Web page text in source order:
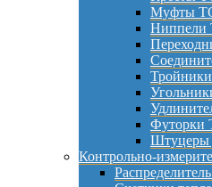
Муфты
Ниппели
Футорки
Штуцеры
Контрольно-